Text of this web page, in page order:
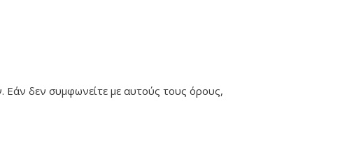
δεν συμφωνείτε με αυτούς τους όρους,